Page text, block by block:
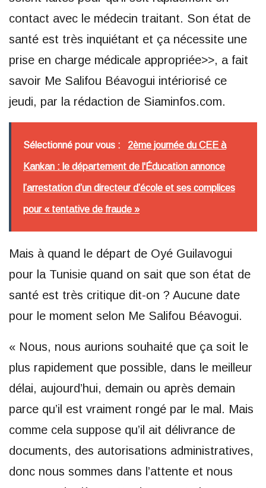
contact avec le médecin traitant. Son état de
santé est très inquiétant et ça nécessite une
prise en charge médicale appropriée>>, a fait
savoir Me Salifou Béavogui intériorisé ce
jeudi, par la rédaction de Siaminfos.com.
Sélectionné pour vous : 2ème journée du CEE à
Kankan : le département de l'Éducation annonce
l’arrestation d’un directeur d’école et ses complices
pour « tentative de fraude »
Mais à quand le départ de Oyé Guilavogui
pour la Tunisie quand on sait que son état de
santé est très critique dit-on ? Aucune date
pour le moment selon Me Salifou Béavogui.
« Nous, nous aurions souhaité que ça soit le
plus rapidement que possible, dans le meilleur
délai, aujourd’hui, demain ou après demain
parce qu’il est vraiment rongé par le mal. Mais
comme cela suppose qu’il ait délivrance de
documents, des autorisations administratives,
donc nous sommes dans l’attente et nous